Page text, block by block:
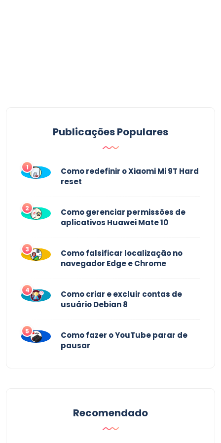
Publicações Populares
1
Como redefinir o Xiaomi Mi 9T Hard
reset
2
Como gerenciar permissões de
aplicativos Huawei Mate 10
3
Como falsificar localização no
navegador Edge e Chrome
4
Como criar e excluir contas de
usuário Debian 8
5
Como fazer o YouTube parar de
pausar
Recomendado